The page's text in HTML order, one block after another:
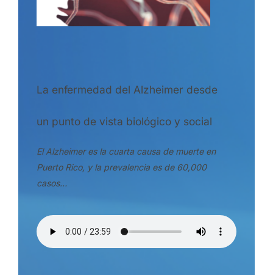
La enfermedad del Alzheimer desde
un punto de vista biológico y social
El Alzheimer es la cuarta causa de muerte en
Puerto Rico, y la prevalencia es de 60,000
casos…